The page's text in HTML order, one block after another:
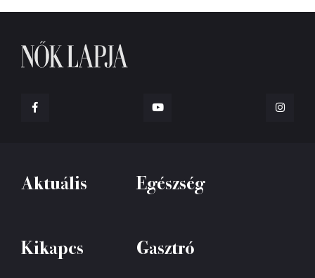
Aktuális Egészség
Kikapcs Gasztró